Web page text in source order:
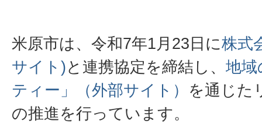
米原市は、令和7年1月23日に株式
サイト)と連携協定を締結し、 地域
ティー」（外部サイト） を通じた
の推進を行っています。